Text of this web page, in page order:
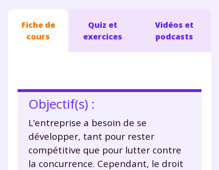
Fiche de
cours
Quiz et
exercices
Vidéos et
podcasts
Objectif(s) :
L’entreprise a besoin de se
développer, tant pour rester
compétitive que pour lutter contre
la concurrence. Cependant, le droit